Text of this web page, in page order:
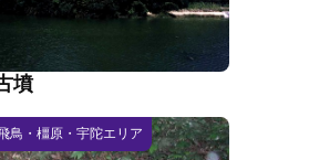
墳
鳥・橿原・宇陀エリア